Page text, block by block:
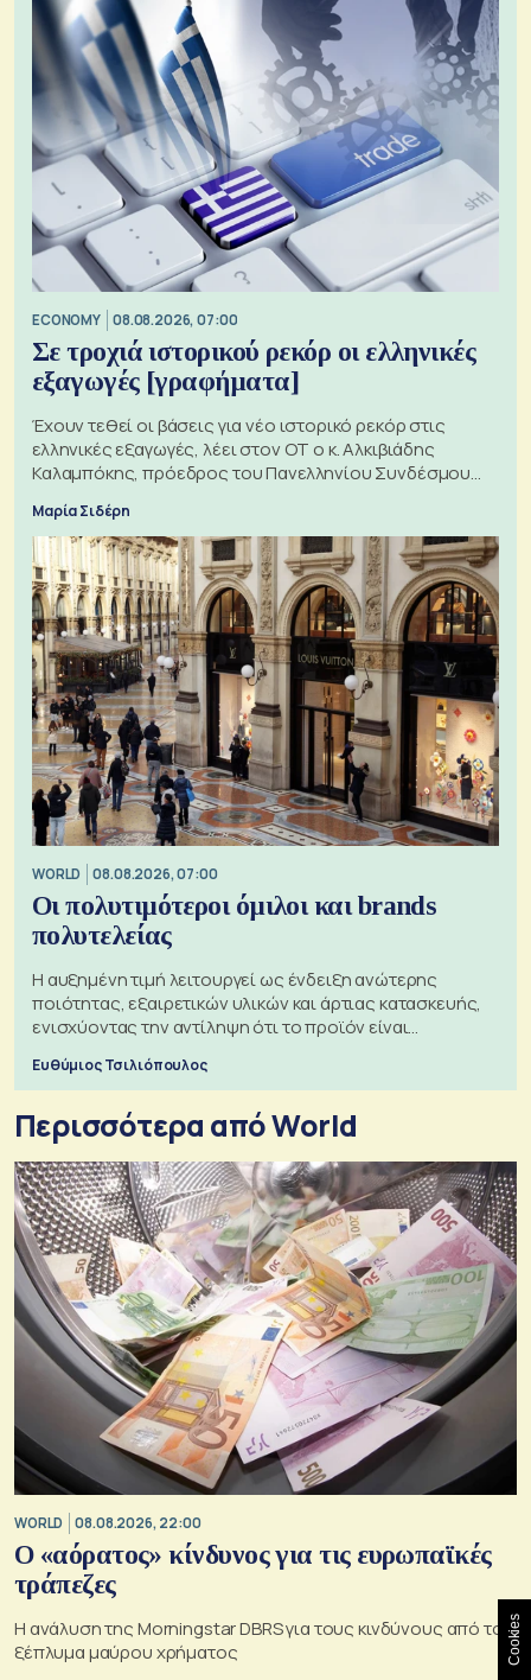
ECONOMY 08.08.2026, 07:00
Σε τροχιά ιστορικού ρεκόρ οι ελληνικές
εξαγωγές [γραφήματα]
Έχουν τεθεί οι βάσεις για νέο ιστορικό ρεκόρ στις
ελληνικές εξαγωγές, λέει στον ΟΤ ο κ. Αλκιβιάδης
Καλαμπόκης, πρόεδρος του Πανελληνίου Συνδέσμου
Μαρία Σιδέρη
WORLD 08.08.2026, 07:00
Οι πολυτιμότεροι όμιλοι και brands
πολυτελείας
Η αυξημένη τιμή λειτουργεί ως ένδειξη ανώτερης
ποιότητας, εξαιρετικών υλικών και άρτιας κατασκευής,
ενισχύοντας την αντίληψη ότι το προϊόν είναι
Ευθύμιος Τσιλιόπουλος
Περισσότερα από World
WORLD 08.08.2026, 22:00
Ο «αόρατος» κίνδυνος για τις ευρωπαϊκές
τράπεζες
Η ανάλυση της Morningstar DBRS για τους κινδύνους από το
ξέπλυμα μαύρου χρήματος
Cookies